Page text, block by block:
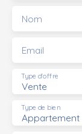
Nom
Email
Vente
Type d'offre
Appartement
Type de bien